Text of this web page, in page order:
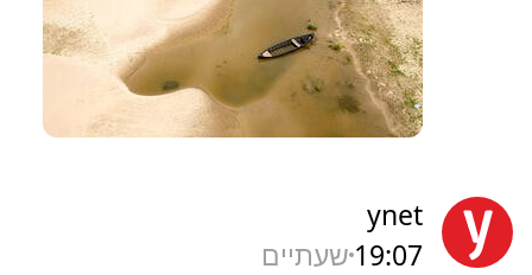
ynet
19:07 שעתיים